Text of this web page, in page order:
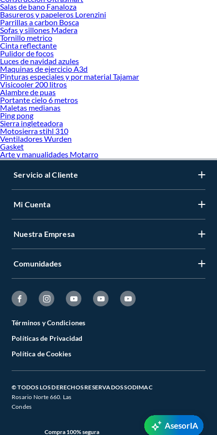
Salas de bano Fanaloza
Basureros y papeleros Lorenzini
Parrillas a carbon Bosca
Sofas y sillones Madera
Tornillo metrico
Cinta reflectante
Pulidor de focos
Luces de navidad azules
Maquinas de ejercicio A3d
Pinturas especiales y por material Tajamar
Visicooler 200 litros
Alambre de puas
Portante cielo 6 metros
Maletas medianas
Ping pong
Sierra ingleteadora
Motosierra stihl 310
Ventiladores Wurden
Gasket
Arte y manualidades Motarro
Servicio al Cliente
Mi Cuenta
Nuestra Empresa
Comunidades
Términos y Condiciones
Políticas de Privacidad
Política de Cookies
© TODOS LOS DERECHOS RESERVADOS SODIMAC
Rosario Norte 660. Las
Condes
Compra 100% segura
AsesorIA